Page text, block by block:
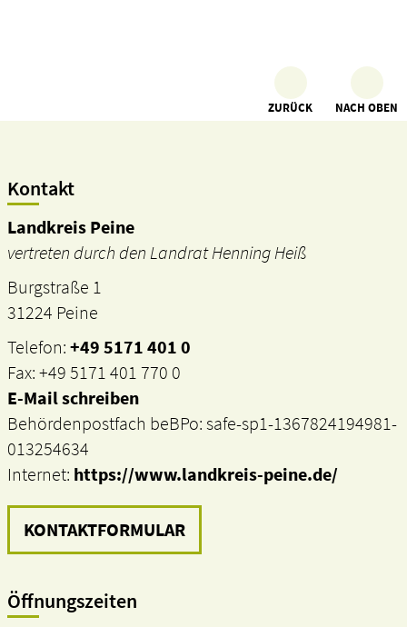
ZURÜCK NACH OBEN
Kontakt
Landkreis Peine
vertreten durch den Landrat Henning Heiß
Burgstraße 1
31224 Peine
Telefon:+49 5171 401 0
Fax: +49 5171 401 770 0
E-Mail schreiben
Behördenpostfach beBPo: safe-sp1-1367824194981-
013254634
Internet: https://www.landkreis-peine.de/
KONTAKTFORMULAR
Öffnungszeiten